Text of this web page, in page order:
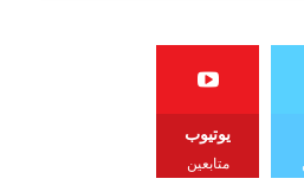
يوتيوب
متابعين